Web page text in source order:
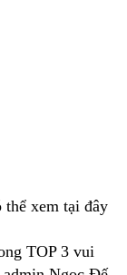
thể xem tại đây
TOP 3 vui